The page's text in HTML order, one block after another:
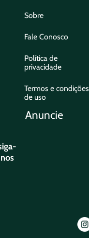
Sobre
Fale Conosco
Política de
privacidade
Termos e condições
de uso
Anuncie
nos